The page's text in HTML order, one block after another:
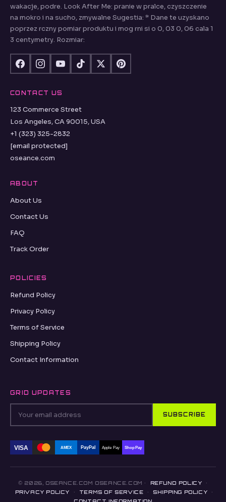
wakacje, podre. Look After Me: pranie w pralce, czyszczenie
na mokro i na sucho, zmywalne Sugestia: * Dane te uzyskano
poprzez rczny pomiar produktu i mog rni si o 0, 03 0, 06 cala 1
3 centymetry. Rozmiar:
CONTACT US
123 Commerce Street
Los Angeles, CA 90015, USA
+1 (323) 325-2832
[email protected]
oseance.com
ABOUT
About Us
Contact Us
FAQ
Track Order
POLICIES
Refund Policy
Privacy Policy
Terms of Service
Shipping Policy
Contact Information
GRID UPDATES
SUBSCRIBE
VISA AMEX PayPal Apple Pay Shop Pay
© 2026, OSEANCE.COM OSEANCE.COM · REFUND POLICY
·
PRIVACY POLICY
· TERMS OF SERVICE · SHIPPING POLICY
·